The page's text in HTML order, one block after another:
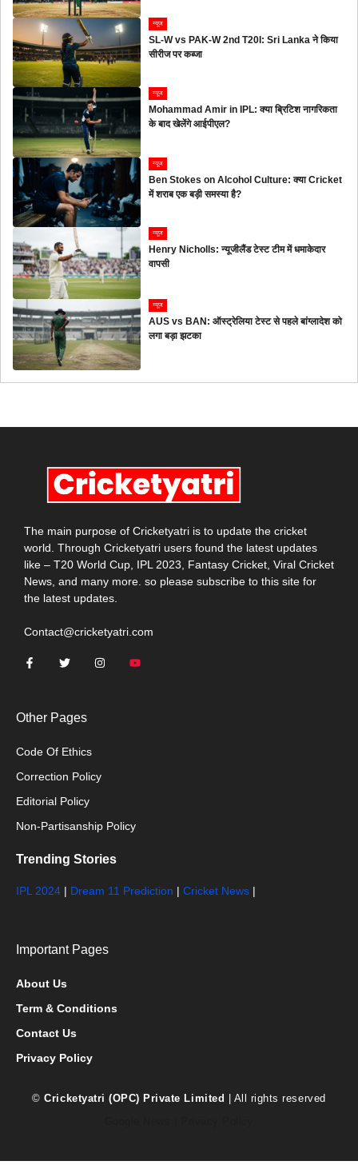
न्यूज
SL-W vs PAK-W 2nd T20I: Sri Lanka ने किया
सीरीज पर कब्जा
न्यूज
Mohammad Amir in IPL: क्या ब्रिटिश नागरिकता
के बाद खेलेंगे आईपीएल?
न्यूज
Ben Stokes on Alcohol Culture: क्या Cricket
में शराब एक बड़ी समस्या है?
न्यूज
Henry Nicholls: न्यूजीलैंड टेस्ट टीम में धमाकेदार
वापसी
न्यूज
AUS vs BAN: ऑस्ट्रेलिया टेस्ट से पहले बांग्लादेश को
लगा बड़ा झटका
The main purpose of Cricketyatri is to update the cricket
world. Through Cricketyatri users found the latest updates
like – T20 World Cup, IPL 2023, Fantasy Cricket, Viral Cricket
News, and many more. so please subscribe to this site for
the latest updates.
Contact@cricketyatri.com
Other Pages
Code Of Ethics
Correction Policy
Editorial Policy
Non-Partisanship Policy
Trending Stories
IPL 2024 | Dream 11 Prediction | Cricket News |
Important Pages
About Us
Term & Conditions
Contact Us
Privacy Policy
©Cricketyatri (OPC) Private Limited
| All rights reserved